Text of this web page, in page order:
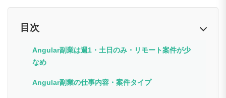
目次
Angular副業は週1・土日のみ・リモート案件が少
なめ
Angular副業の仕事内容・案件タイプ